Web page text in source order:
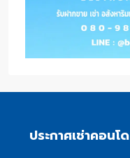
ประกาศเช่าคอนโด